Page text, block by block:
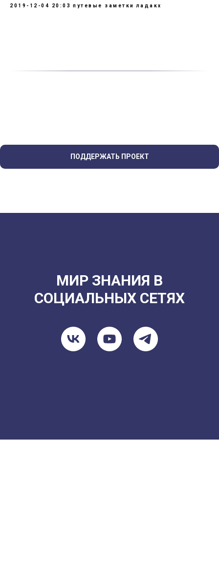
2019-12-04 20:03 путевые заметки ладакх
ПОДДЕРЖАТЬ ПРОЕКТ
МИР ЗНАНИЯ В
СОЦИАЛЬНЫХ СЕТЯХ